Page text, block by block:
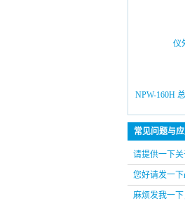
NPW-160H
常见问题与应
请提供一下关
您好请发一下
麻烦发我一下